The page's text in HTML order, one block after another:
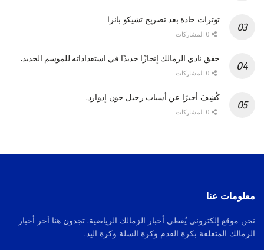
توترات حادة بعد تصريح تشيكو بانزا
حقق نادي الزمالك إنجازًا جديدًا في استعداداته للموسم الجديد.
كُشِفَ أخيرًا عن أسباب رحيل جون إدوارد.
معلومات عنا
نحن موقع إلكتروني يُغطي أخبار الزمالك الرياضية. تجدون هنا آخر أخبار
الزمالك المتعلقة بكرة القدم وكرة السلة وكرة اليد.